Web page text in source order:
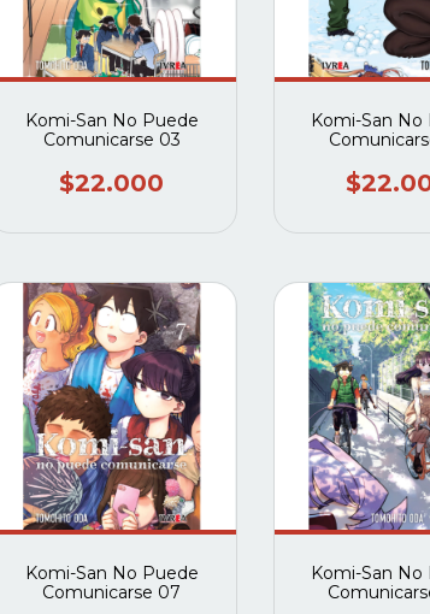
Komi-San No Puede
Comunicarse 03
$22.000
Komi-San No
Komi-San No Puede
Comunicarse 07
Komi-San No